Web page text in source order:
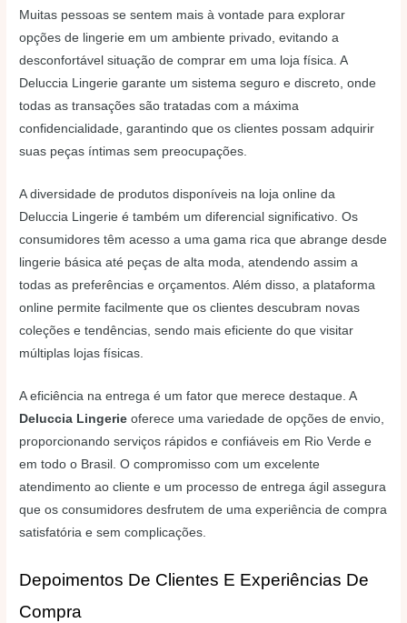
Muitas pessoas se sentem mais à vontade para explorar
opções de lingerie em um ambiente privado, evitando a
desconfortável situação de comprar em uma loja física. A
Deluccia Lingerie garante um sistema seguro e discreto, onde
todas as transações são tratadas com a máxima
confidencialidade, garantindo que os clientes possam adquirir
suas peças íntimas sem preocupações.
A diversidade de produtos disponíveis na loja online da
Deluccia Lingerie é também um diferencial significativo. Os
consumidores têm acesso a uma gama rica que abrange desde
lingerie básica até peças de alta moda, atendendo assim a
todas as preferências e orçamentos. Além disso, a plataforma
online permite facilmente que os clientes descubram novas
coleções e tendências, sendo mais eficiente do que visitar
múltiplas lojas físicas.
A eficiência na entrega é um fator que merece destaque. A
Deluccia Lingerie oferece uma variedade de opções de envio,
proporcionando serviços rápidos e confiáveis em Rio Verde e
em todo o Brasil. O compromisso com um excelente
atendimento ao cliente e um processo de entrega ágil assegura
que os consumidores desfrutem de uma experiência de compra
satisfatória e sem complicações.
Depoimentos De Clientes E Experiências De
Compra